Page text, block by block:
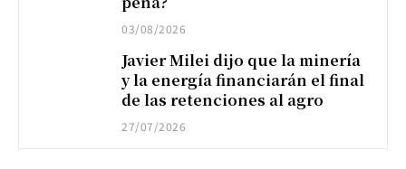
03/08/2026
Javier Milei dijo que la minería
y la energía financiarán el final
de las retenciones al agro
27/07/2026